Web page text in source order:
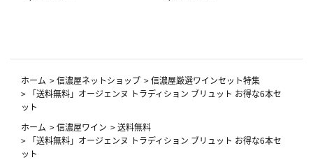
ホーム >信濃屋ネットショップ >信濃屋厳選ワインセット特集
> 「送料無料」オージェンヌ トラディション ブリュット お得な6本セ
ット
ホーム >信濃屋ワイン >送料無料
> 「送料無料」オージェンヌ トラディション ブリュット お得な6本セ
ット